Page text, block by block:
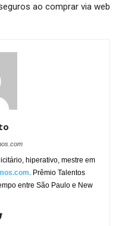
ao comprar via web
hiperativo, mestre em
. Prêmio Talentos
entre São Paulo e New